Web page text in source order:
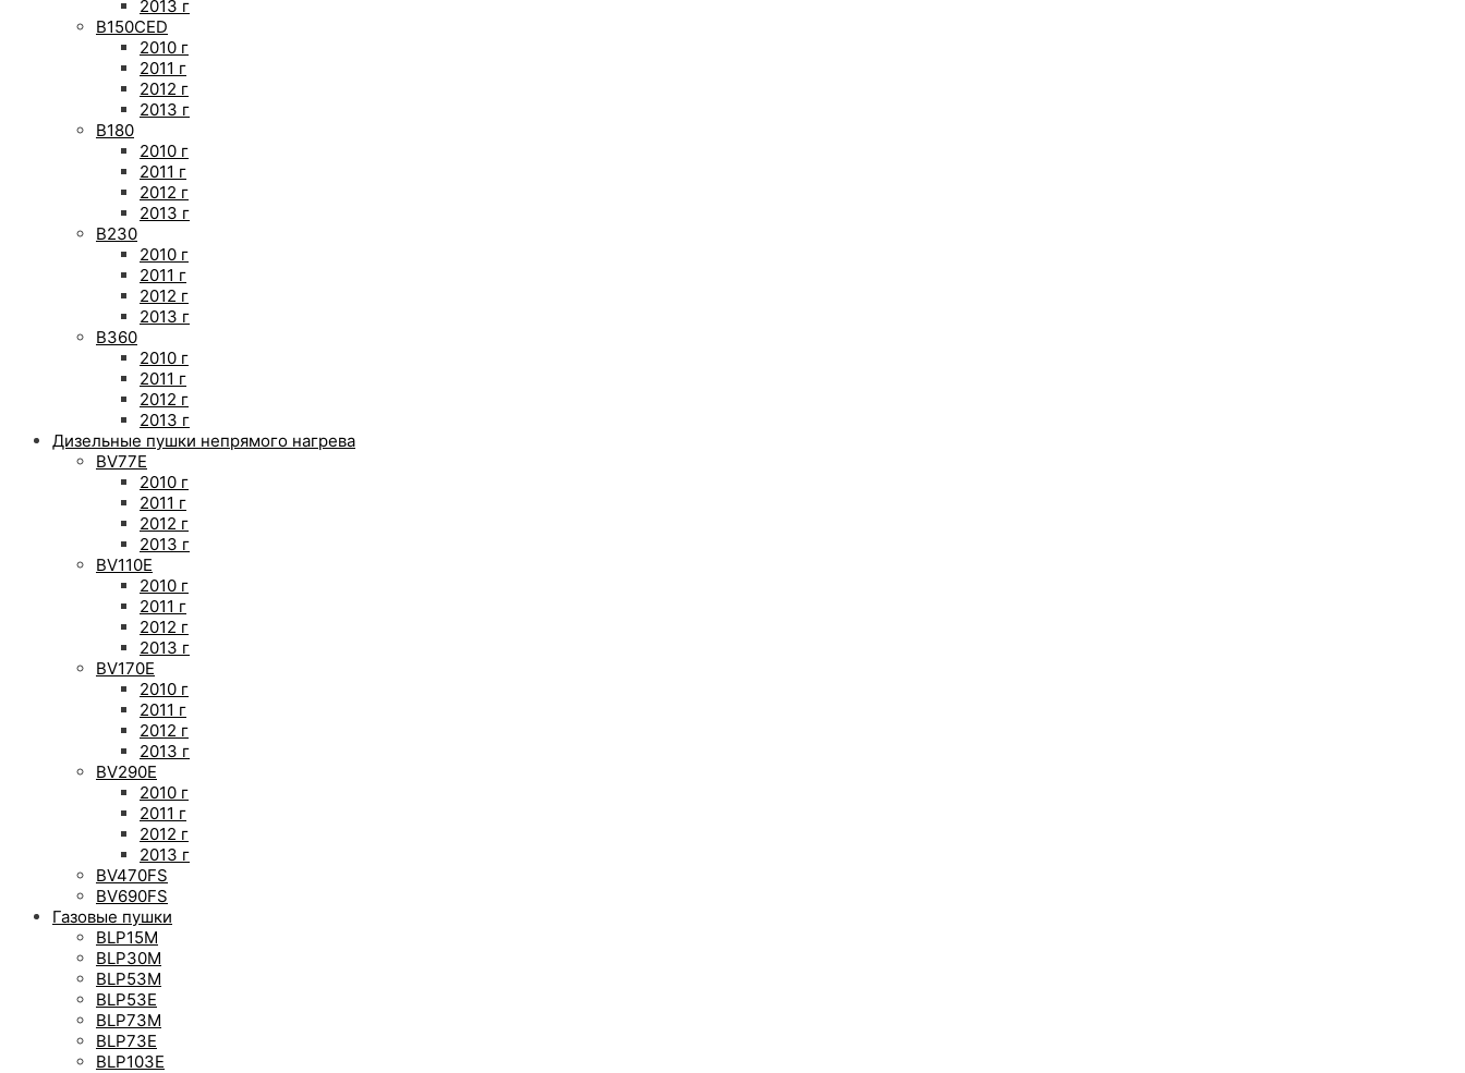
2013 г
B150CED
2010 г
2011 г
2012 г
2013 г
B180
2010 г
2011 г
2012 г
2013 г
B230
2010 г
2011 г
2012 г
2013 г
B360
2010 г
2011 г
2012 г
2013 г
Дизельные пушки непрямого нагрева
BV77E
2010 г
2011 г
2012 г
2013 г
BV110E
2010 г
2011 г
2012 г
2013 г
BV170E
2010 г
2011 г
2012 г
2013 г
BV290E
2010 г
2011 г
2012 г
2013 г
BV470FS
BV690FS
Газовые пушки
BLP15M
BLP30M
BLP53M
BLP53E
BLP73M
BLP73E
BLP103E